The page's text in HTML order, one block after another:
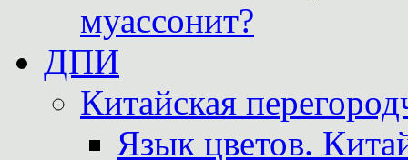
муассонит?
ДПИ
Китайская
Язык цветов.